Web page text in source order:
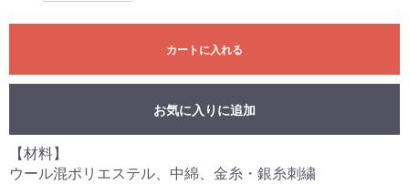
カートに入れる
お気に入りに追加
【材料】
ウール混ポリエステル、中綿、金糸・銀糸刺繍